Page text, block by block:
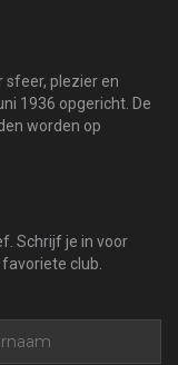
sfeer, plezier en
1936 opgericht. De
worden op
Schrijf je in voor
club.